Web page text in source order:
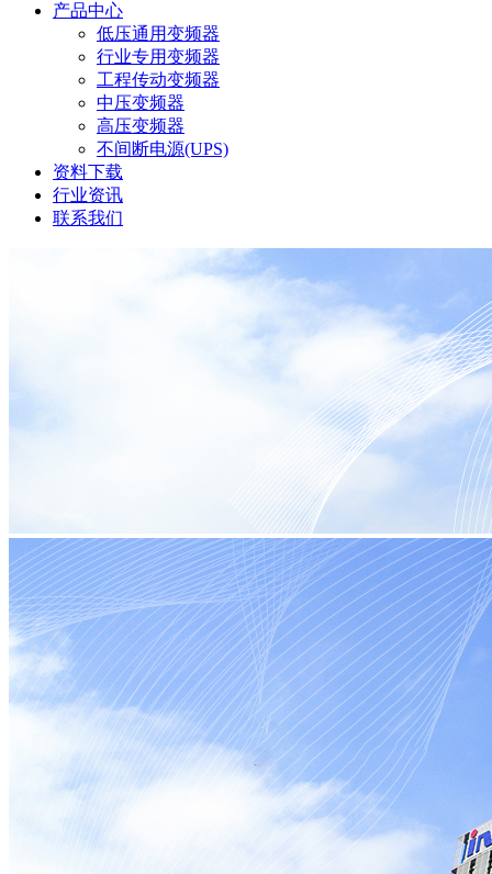
产品中心
低压通用变频器
行业专用变频器
工程传动变频器
中压变频器
高压变频器
不间断电源(UPS)
资料下载
行业资讯
联系我们